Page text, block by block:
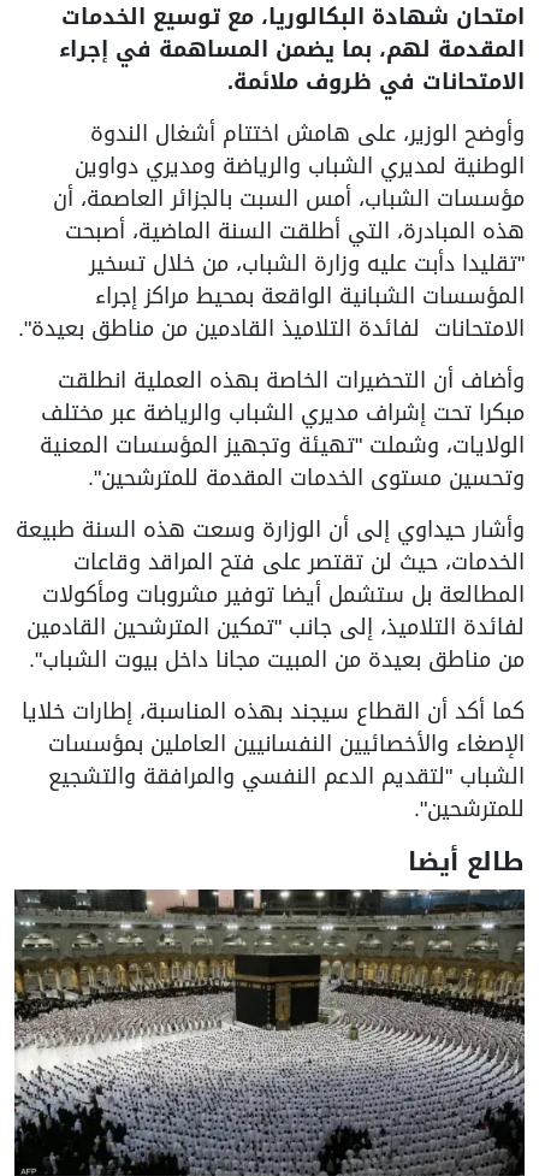
امتحان شهادة البكالوريا، مع توسيع الخدمات
المقدمة لهم، بما يضمن المساهمة في إجراء
الامتحانات في ظروف ملائمة.
وأوضح الوزير، على هامش اختتام أشغال الندوة
الوطنية لمديري الشباب والرياضة ومديري دواوين
مؤسسات الشباب، أمس السبت بالجزائر العاصمة، أن
هذه المبادرة، التي أطلقت السنة الماضية، أصبحت
"تقليدا دأبت عليه وزارة الشباب، من خلال تسخير
المؤسسات الشبانية الواقعة بمحيط مراكز إجراء
الامتحانات لفائدة التلاميذ القادمين من مناطق بعيدة".
وأضاف أن التحضيرات الخاصة بهذه العملية انطلقت
مبكرا تحت إشراف مديري الشباب والرياضة عبر مختلف
الولايات، وشملت "تهيئة وتجهيز المؤسسات المعنية
وتحسين مستوى الخدمات المقدمة للمترشحين".
وأشار حيداوي إلى أن الوزارة وسعت هذه السنة طبيعة
الخدمات، حيث لن تقتصر على فتح المراقد وقاعات
المطالعة بل ستشمل أيضا توفير مشروبات ومأكولات
لفائدة التلاميذ، إلى جانب "تمكين المترشحين القادمين
من مناطق بعيدة من المبيت مجانا داخل بيوت الشباب".
كما أكد أن القطاع سيجند بهذه المناسبة، إطارات خلايا
الإصغاء والأخصائيين النفسانيين العاملين بمؤسسات
الشباب "لتقديم الدعم النفسي والمرافقة والتشجيع
للمترشحين".
طالع أيضا